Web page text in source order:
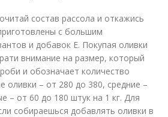
состав рассола и откажись
с большим
и добавок Е. Покупая оливки
внимание на размер, который
и обозначает количество
оливки – от 280 до 380, средние –
– от 60 до 180 штук на 1 кг. Для
собираешься добавлять оливки в